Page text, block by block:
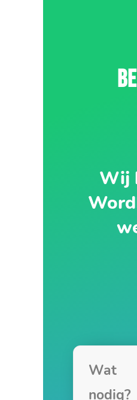
Wij
Wat
nodig?